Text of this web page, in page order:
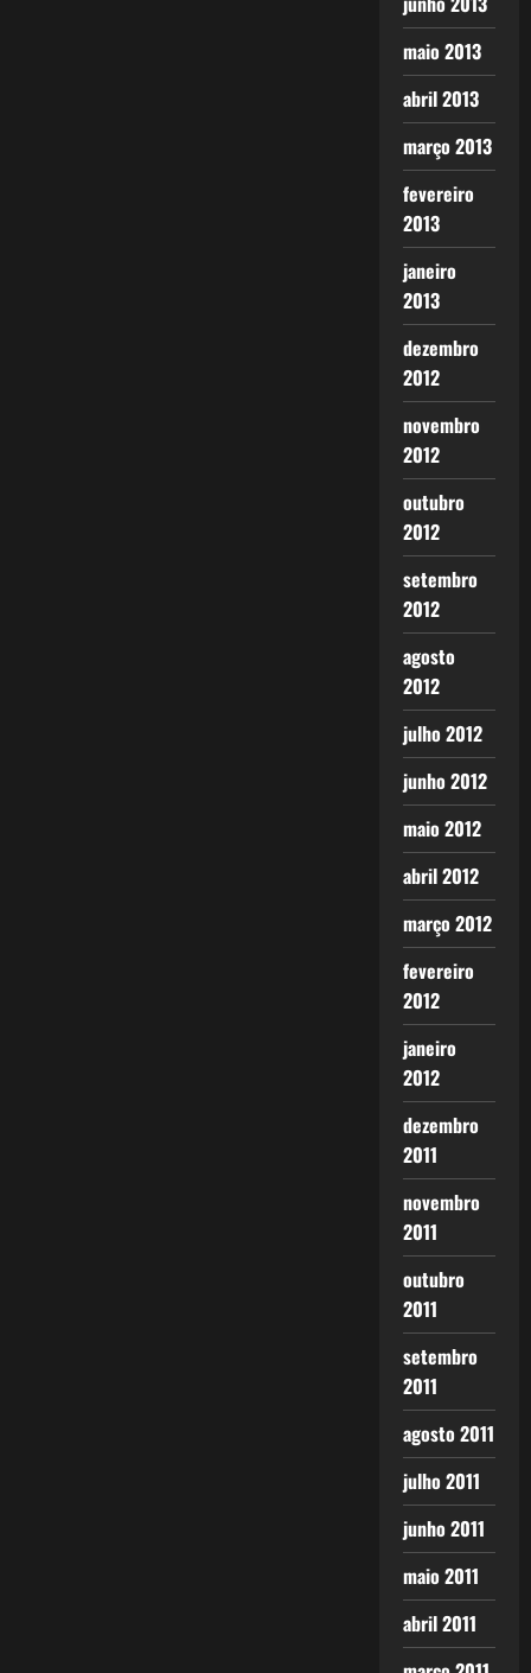
maio 2013
abril 2013
março 2013
fevereiro
2013
janeiro
2013
dezembro
2012
novembro
2012
outubro
2012
setembro
2012
agosto
2012
julho 2012
junho 2012
maio 2012
abril 2012
março 2012
fevereiro
2012
janeiro
2012
dezembro
2011
novembro
2011
outubro
2011
setembro
2011
agosto 2011
julho 2011
junho 2011
maio 2011
abril 2011